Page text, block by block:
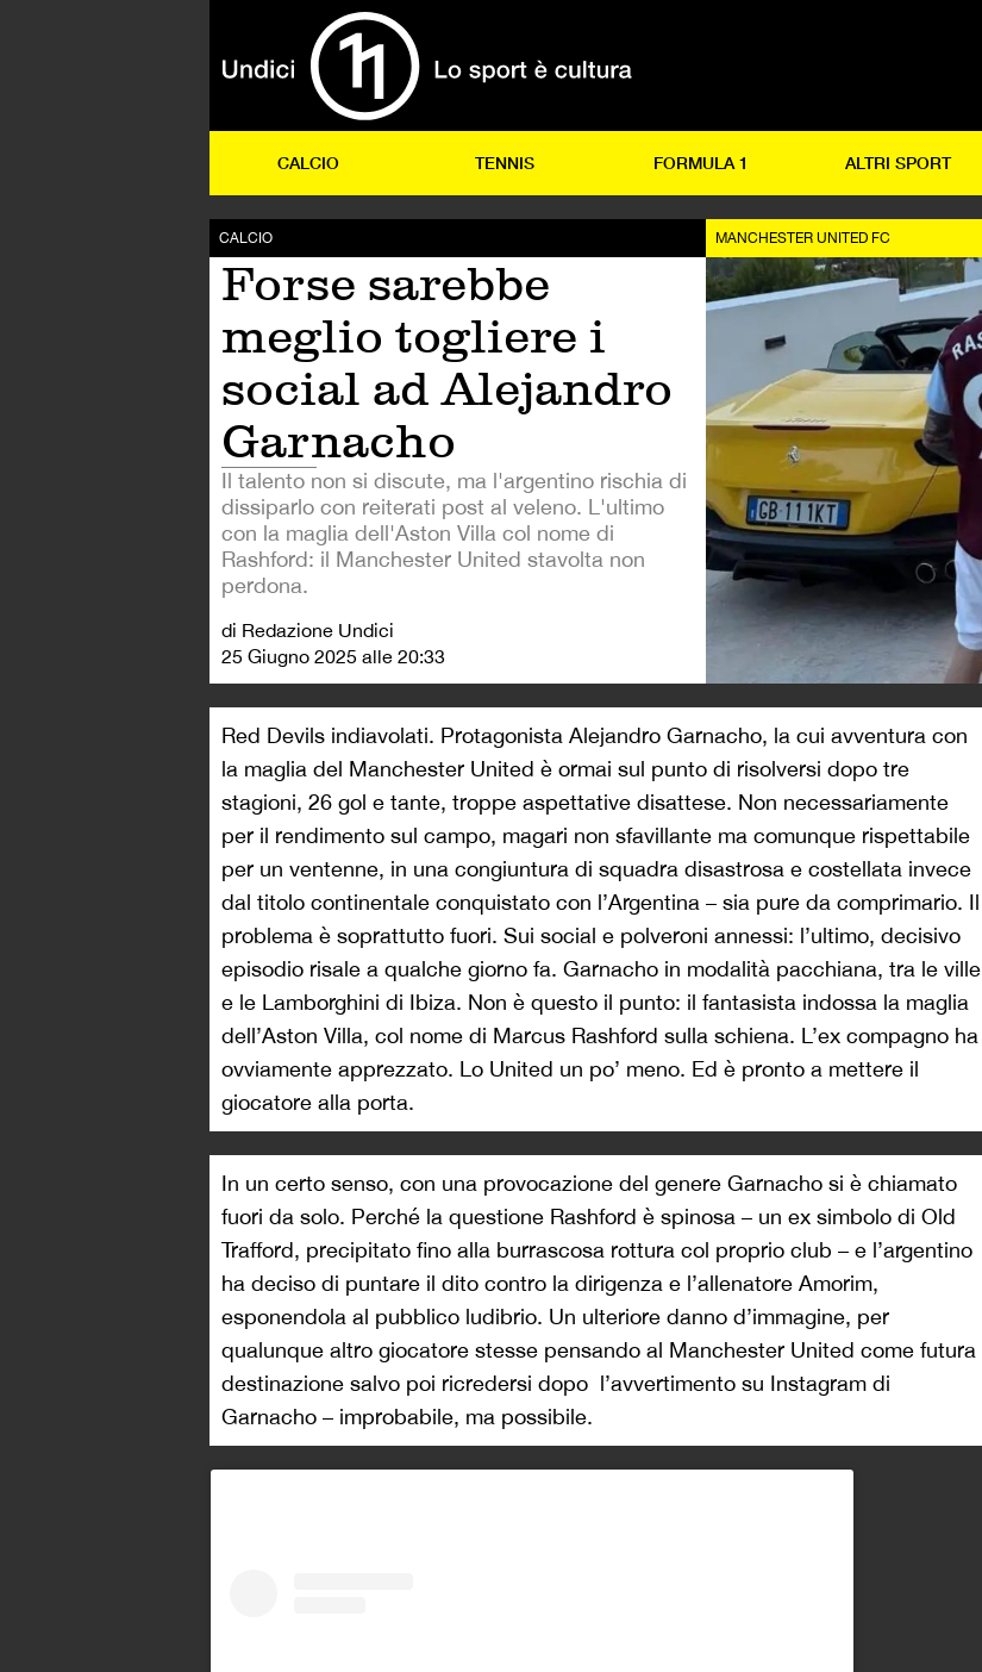
CALCIO TENNIS FORMULA 1 ALTRI SPORT
CALCIO
Forse sarebbe
meglio togliere i
social ad Alejandro
Garnacho
Il talento non si discute, ma l'argentino rischia di
dissiparlo con reiterati post al veleno. L'ultimo
con la maglia dell'Aston Villa col nome di
Rashford: il Manchester United stavolta non
perdona.
di Redazione Undici
25 Giugno 2025 alle 20:33
MANCHESTER UNITED FC
Red Devils indiavolati. Protagonista Alejandro Garnacho, la cui avventura con
la maglia del Manchester United è ormai sul punto di risolversi dopo tre
stagioni, 26 gol e tante, troppe aspettative disattese. Non necessariamente
per il rendimento sul campo, magari non sfavillante ma comunque rispettabile
per un ventenne, in una congiuntura di squadra disastrosa e costellata invece
dal titolo continentale conquistato con l’Argentina – sia pure da comprimario. Il
problema è soprattutto fuori. Sui social e polveroni annessi: l’ultimo, decisivo
episodio risale a qualche giorno fa. Garnacho in modalità pacchiana, tra le ville
e le Lamborghini di Ibiza. Non è questo il punto: il fantasista indossa la maglia
dell’Aston Villa, col nome di Marcus Rashford sulla schiena. L’ex compagno ha
ovviamente apprezzato. Lo United un po’ meno. Ed è pronto a mettere il
giocatore alla porta.
In un certo senso, con una provocazione del genere Garnacho si è chiamato
fuori da solo. Perché la questione Rashford è spinosa – un ex simbolo di Old
Trafford, precipitato fino alla burrascosa rottura col proprio club – e l’argentino
ha deciso di puntare il dito contro la dirigenza e l’allenatore Amorim,
esponendola al pubblico ludibrio. Un ulteriore danno d’immagine, per
qualunque altro giocatore stesse pensando al Manchester United come futura
destinazione salvo poi ricredersi dopo l’avvertimento su Instagram di
Garnacho – improbabile, ma possibile.